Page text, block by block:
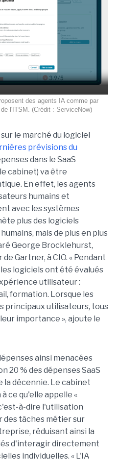
des agents IA comme par
l'ITSM. (Crédit : ServiceNow)
le marché du logiciel
prévisions du
dans le SaaS
cabinet) va être
En effet, les agents
humains et
avec les systèmes
plus des logiciels
mais de plus en plus
George Brocklehurst,
Gartner, à CIO. « Pendant
logiciels ont été évalués
utilisateur :
formation. Lorsque les
principaux utilisateurs, tous
importance », ajoute le
ainsi menacées
20 % des dépenses SaaS
la décennie. Le cabinet
ce qu'elle appelle «
à-dire l'utilisation
des tâches métier sur
réduisant ainsi la
d'interagir directement
individuelles. « L'IA